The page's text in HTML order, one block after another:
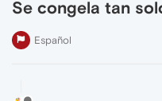
Se congela tan
Español